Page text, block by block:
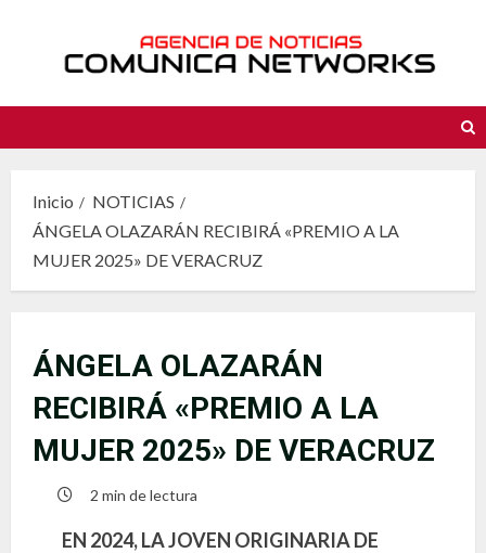
contenido
Inicio
NOTICIAS
ÁNGELA OLAZARÁN RECIBIRÁ «PREMIO A LA
MUJER 2025» DE VERACRUZ
ÁNGELA OLAZARÁN
RECIBIRÁ «PREMIO A LA
MUJER 2025» DE VERACRUZ
2 min de lectura
EN 2024, LA JOVEN ORIGINARIA DE